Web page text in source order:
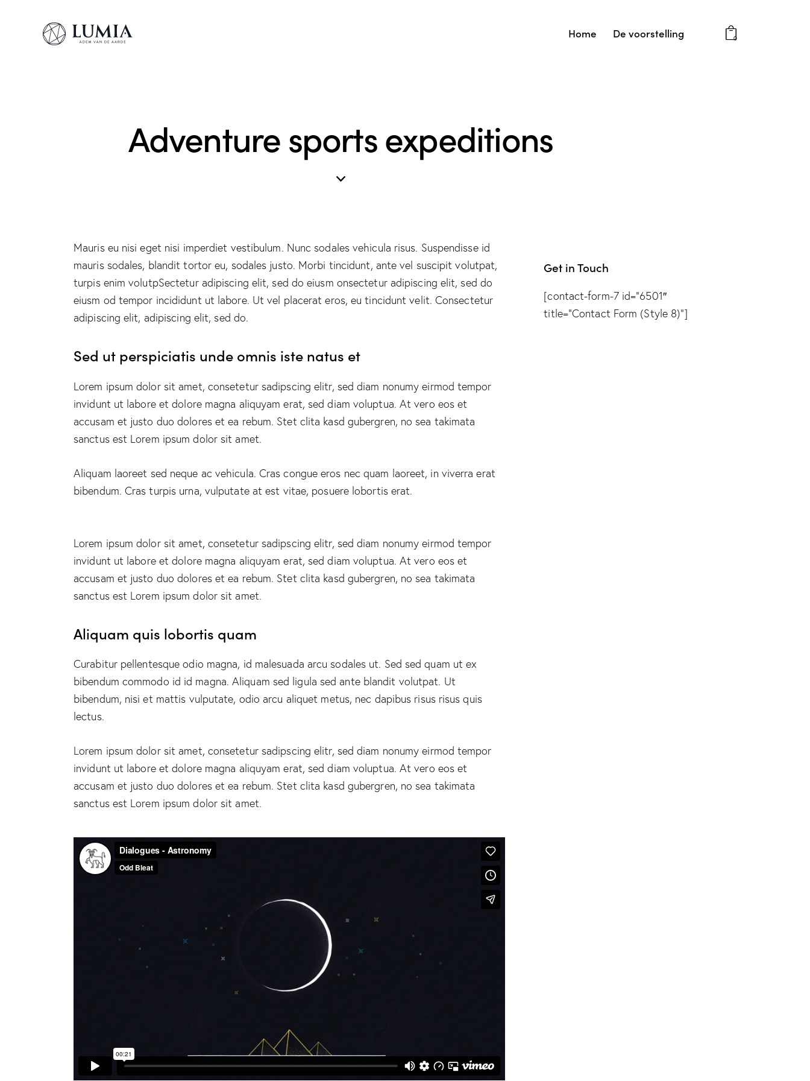
Home De voorstelling 0
Adventure sports expeditions
Mauris eu nisi eget nisi imperdiet vestibulum. Nunc sodales vehicula risus. Suspendisse id
mauris sodales, blandit tortor eu, sodales justo. Morbi tincidunt, ante vel suscipit volutpat,
turpis enim volutpSectetur adipiscing elit, sed do eiusm onsectetur adipiscing elit, sed do
eiusm od tempor incididunt ut labore. Ut vel placerat eros, eu tincidunt velit. Consectetur
adipiscing elit, adipiscing elit, sed do.
Sed ut perspiciatis unde omnis iste natus et
Lorem ipsum dolor sit amet, consetetur sadipscing elitr, sed diam nonumy eirmod tempor
invidunt ut labore et dolore magna aliquyam erat, sed diam voluptua. At vero eos et
accusam et justo duo dolores et ea rebum. Stet clita kasd gubergren, no sea takimata
sanctus est Lorem ipsum dolor sit amet.
Aliquam laoreet sed neque ac vehicula. Cras congue eros nec quam laoreet, in viverra erat
bibendum. Cras turpis urna, vulputate at est vitae, posuere lobortis erat.
Lorem ipsum dolor sit amet, consetetur sadipscing elitr, sed diam nonumy eirmod tempor
invidunt ut labore et dolore magna aliquyam erat, sed diam voluptua. At vero eos et
accusam et justo duo dolores et ea rebum. Stet clita kasd gubergren, no sea takimata
sanctus est Lorem ipsum dolor sit amet.
Aliquam quis lobortis quam
Curabitur pellentesque odio magna, id malesuada arcu sodales ut. Sed sed quam ut ex
bibendum commodo id id magna. Aliquam sed ligula sed ante blandit volutpat. Ut
bibendum, nisi et mattis vulputate, odio arcu aliquet metus, nec dapibus risus risus quis
lectus.
Lorem ipsum dolor sit amet, consetetur sadipscing elitr, sed diam nonumy eirmod tempor
invidunt ut labore et dolore magna aliquyam erat, sed diam voluptua. At vero eos et
accusam et justo duo dolores et ea rebum. Stet clita kasd gubergren, no sea takimata
sanctus est Lorem ipsum dolor sit amet.
Get in Touch
[contact-form-7 id=”6501″
title=”Contact Form (Style 8)”]